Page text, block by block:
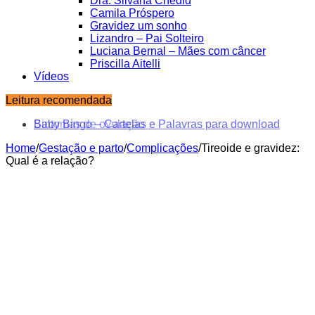
Camila Próspero
Gravidez um sonho
Lizandro – Pai Solteiro
Luciana Bernal – Mães com câncer
Priscilla Aitelli
Vídeos
Leitura recomendada
Baby Bingo – Cartelas e Palavras para download
Home/Gestação e parto/Complicações/Tireoide e gravidez:
Qual é a relação?